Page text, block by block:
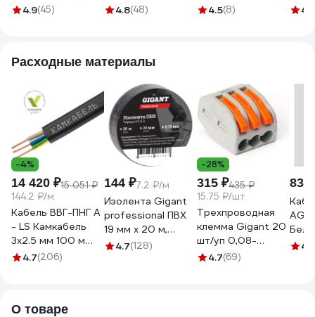
выходов, IP44,
4.9(45)
для наружной
GE41233
4.8(48)
винт IP44 28-3058
4.5(8) 4.8
Расходные материалы
-4%
14 420 ₽15 051 ₽
144.2 ₽/м
Кабель ВВГ-ПНГ А
- LS Камкабель
3x2.5 мм 100 м
ГОСТ
4.7(206)
144 ₽7.2 ₽/м
Изолента Gigant
professional ПВХ
19 мм х 20 м,
черная GT-0-3
4.7(128)
-28%
315 ₽435 ₽
15.75 ₽/шт
Трехпроводная
клемма Gigant 20
шт/уп 0,08-
2,5(4)мм² GCT-
4.7(69)
83
4.4
О товаре